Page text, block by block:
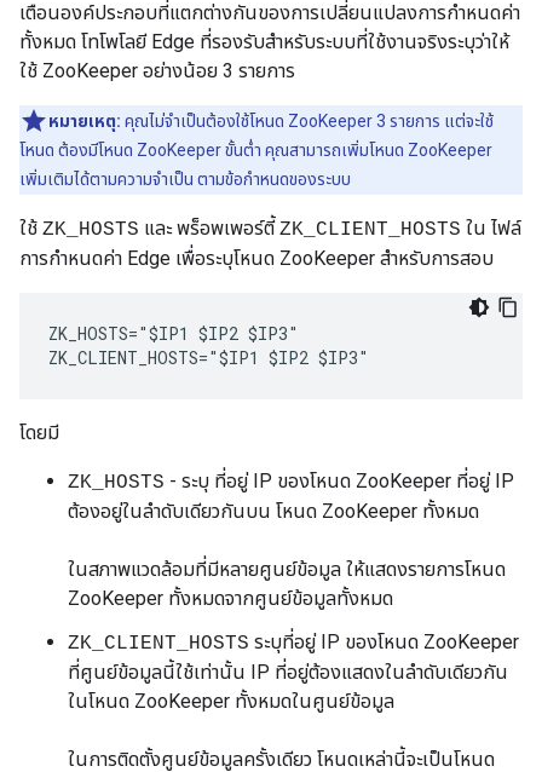
เตือนองค์ประกอบที่แตกต่างกันของการเปลี่ยนแปลงการกำหนดค่า
ทั้งหมด โทโพโลยี Edge ที่รองรับสำหรับระบบที่ใช้งานจริงระบุว่าให้
ใช้ ZooKeeper อย่างน้อย 3 รายการ
หมายเหตุ: คุณไม่จำเป็นต้องใช้โหนด ZooKeeper 3 รายการ แต่จะใช้
โหนด ต้องมีโหนด ZooKeeper ขั้นต่ำ คุณสามารถเพิ่มโหนด ZooKeeper
เพิ่มเติมได้ตามความจำเป็น ตามข้อกำหนดของระบบ
ใช้ ZK_HOSTS และ พร็อพเพอร์ตี้ZK_CLIENT_HOSTS ใน ไฟล์
การกำหนดค่า Edge เพื่อระบุโหนด ZooKeeper สำหรับการสอบ
ZK_HOSTS="$IP1 $IP2 $IP3"
ZK_CLIENT_HOSTS="$IP1 $IP2 $IP3"
โดยมี
ZK_HOSTS - ระบุ ที่อยู่ IP ของโหนด ZooKeeper ที่อยู่ IP
ต้องอยู่ในลำดับเดียวกันบน โหนด ZooKeeper ทั้งหมด
ในสภาพแวดล้อมที่มีหลายศูนย์ข้อมูล ให้แสดงรายการโหนด
ZooKeeper ทั้งหมดจากศูนย์ข้อมูลทั้งหมด
ZK_CLIENT_HOSTS ระบุที่อยู่ IP ของโหนด ZooKeeper
ที่ศูนย์ข้อมูลนี้ใช้เท่านั้น IP ที่อยู่ต้องแสดงในลำดับเดียวกัน
ในโหนด ZooKeeper ทั้งหมดในศูนย์ข้อมูล
ในการติดตั้งศูนย์ข้อมูลครั้งเดียว โหนดเหล่านี้จะเป็นโหนด